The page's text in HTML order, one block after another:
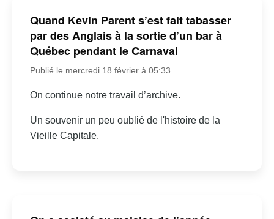
Quand Kevin Parent s’est fait tabasser
par des Anglais à la sortie d’un bar à
Québec pendant le Carnaval
Publié le mercredi 18 février à 05:33
On continue notre travail d’archive.
Un souvenir un peu oublié de l'histoire de la
Vieille Capitale.